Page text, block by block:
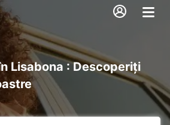
Lisabona : Descoperiți